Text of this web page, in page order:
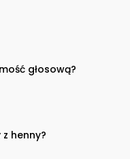
głosową?
henny?